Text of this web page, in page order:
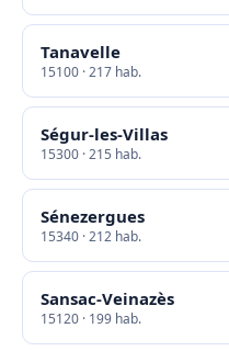
Tanavelle
15100 · 217 hab.
Ségur-les-Villas
15300 · 215 hab.
Sénezergues
15340 · 212 hab.
Sansac-Veinazès
15120 · 199 hab.